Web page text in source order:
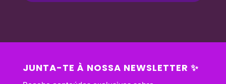
JUNTA-TE À NOSSA NEWSLETTER ✨